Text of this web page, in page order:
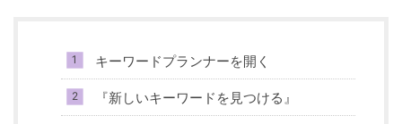
キーワードプランナーを開く
『新しいキーワードを見つける』